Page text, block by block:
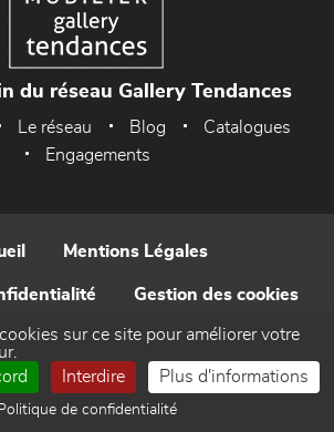
du réseau Gallery Tendances
Le réseau Blog
Catalogues
Engagements
Mentions Légales
Gestion des cookies
Contact
par WEB Enseignes
sur ce site pour améliorer votre
Interdire Plus d'informations
Politique de confidentialité